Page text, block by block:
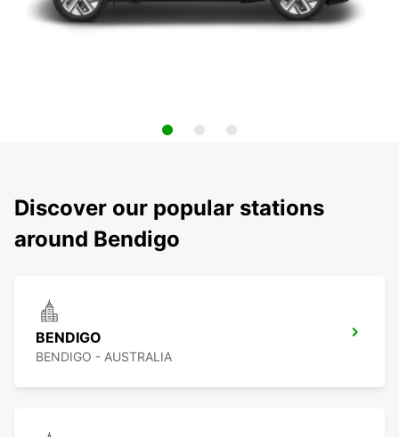
Discover our popular stations
around Bendigo
BENDIGO
BENDIGO - AUSTRALIA